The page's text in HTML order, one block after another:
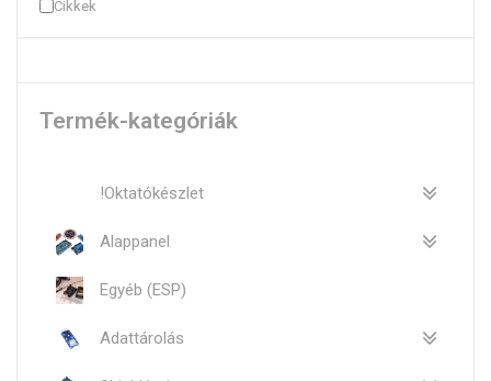
Cikkek
Termék-kategóriák
!Oktatókészlet
Alappanel
Egyéb (ESP)
Adattárolás